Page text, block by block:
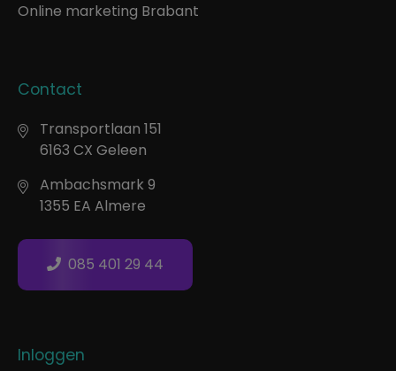
Online marketing Brabant
Contact
Transportlaan 151
6163 CX Geleen
Ambachsmark 9
1355 EA Almere
085 401 29 44
Inloggen